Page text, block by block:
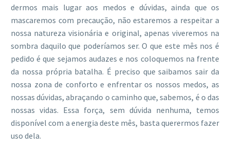
dermos mais lugar aos medos e dúvidas, ainda que os
mascaremos com precaução, não estaremos a respeitar a
nossa natureza visionária e original, apenas viveremos na
sombra daquilo que poderíamos ser. O que este mês nos é
pedido é que sejamos audazes e nos coloquemos na frente
da nossa própria batalha. É preciso que saibamos sair da
nossa zona de conforto e enfrentar os nossos medos, as
nossas dúvidas, abraçando o caminho que, sabemos, é o das
nossas vidas. Essa força, sem dúvida nenhuma, temos
disponível com a energia deste mês, basta querermos fazer
uso dela.